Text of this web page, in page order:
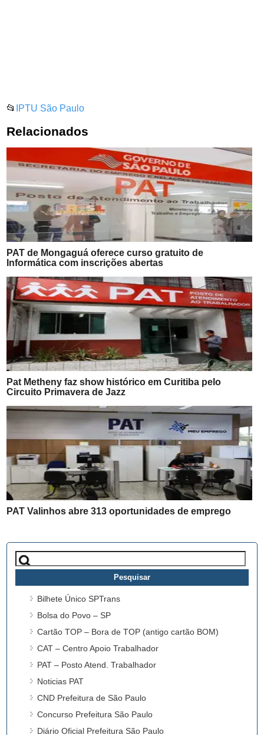
📂 IPTU São Paulo
Relacionados
PAT de Mongaguá oferece curso gratuito de
Informática com inscrições abertas
Pat Metheny faz show histórico em Curitiba pelo
Circuito Primavera de Jazz
PAT Valinhos abre 313 oportunidades de emprego
Pesquisar
por:
Bilhete Único SPTrans
Bolsa do Povo – SP
Cartão TOP – Bora de TOP (antigo cartão BOM)
CAT – Centro Apoio Trabalhador
PAT – Posto Atend. Trabalhador
Noticias PAT
CND Prefeitura de São Paulo
Concurso Prefeitura São Paulo
Diário Oficial Prefeitura São Paulo